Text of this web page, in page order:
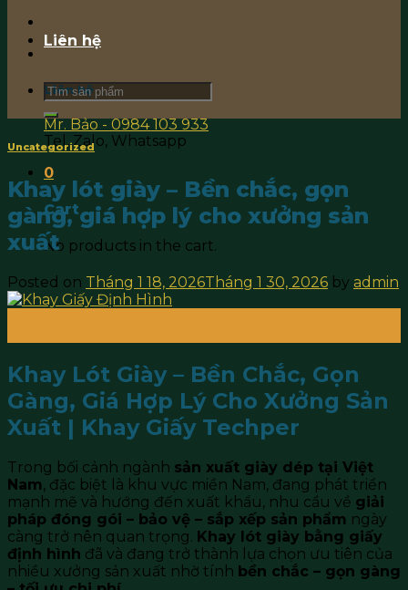
Liên hệ
Mr. Bảo - 0984 103 933
Tel, Zalo, Whatsapp
0
Cart
No products in the cart.
Liên hệ
Search
for:
Uncategorized
Khay lót giày – Bền chắc, gọn
gàng, giá hợp lý cho xưởng sản
xuất
Posted on Tháng 1 18, 2026Tháng 1 30, 2026 by admin
Khay Lót Giày – Bền Chắc, Gọn
Gàng, Giá Hợp Lý Cho Xưởng Sản
Xuất | Khay Giấy Techper
Trong bối cảnh ngành sản xuất giày dép tại Việt
Nam, đặc biệt là khu vực miền Nam, đang phát triển
mạnh mẽ và hướng đến xuất khẩu, nhu cầu về giải
pháp đóng gói – bảo vệ – sắp xếp sản phẩm ngày
càng trở nên quan trọng. Khay lót giày bằng giấy
định hình đã và đang trở thành lựa chọn ưu tiên của
nhiều xưởng sản xuất nhờ tính bền chắc – gọn gàng